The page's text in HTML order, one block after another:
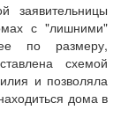
заявительницы
с "лишними"
по размеру,
схемой
и позволяла
дома в